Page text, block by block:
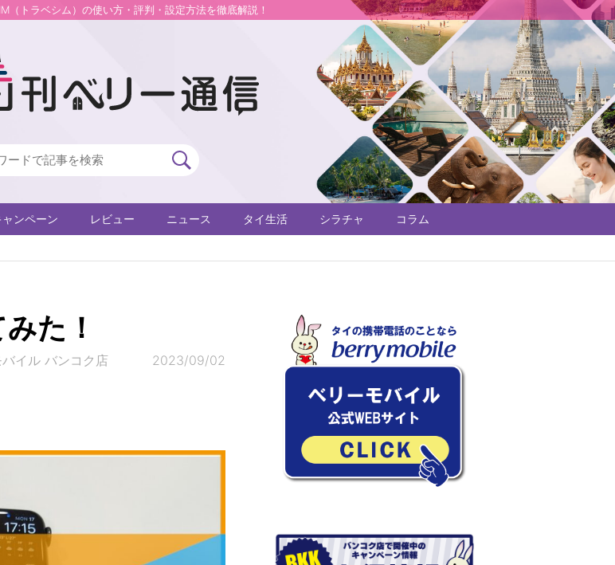
（トラベシム）の使い方・評判・設定方法を徹底解説！
ャンペーン レビュー ニュース タイ生活 シラチャ コラム
た！
イル バンコク店 2023/09/02